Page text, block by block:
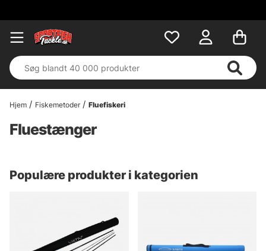
Hjem Fiskemetoder Fluefiskeri
Fluestænger
Populære produkter i kategorien